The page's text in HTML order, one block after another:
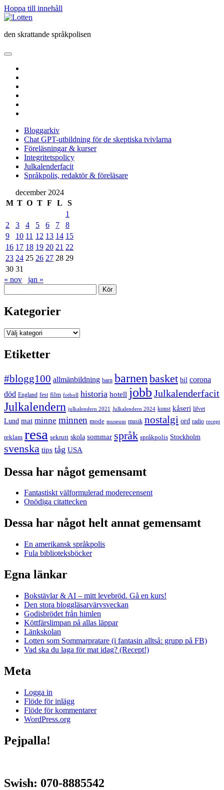
Hoppa till innehåll
Lotten
den skrattande språkpolisen
öppna
meny
Bloggarkiv
Chat GPT-utbildning för de skeptiska tvivlarna
Föreläsningar & kurser
Integritetspolicy
Julkalenderfacit
Språkpolis, redaktör & föreläsare
Sidopanel
december 2024
M T O T F L
S
1
2
3 4 5 6 7
8
9
10 11 12 13 14 15
16 17 18 19 20 21 22
23 24 25 26 27 28 29
30 31
« nov
jan »
Kategorier
Kategorier
Etiketter
#blogg100 allmänbildning barn barnen basket bil corona
död England fest film fotboll historia hotell jobb Julkalenderfacit
Julkalendern julkalendern 2021 Julkalendern 2024 konst kåseri lifvet
Lund mat minne minnen mode museum musik nostalgi ord radio recept
reklam resa sekrutt skola sommar språk språkpolis Stockholm
svenska tips tåg USA
Dessa har något gemensamt
Fantastiskt välformulerad moderecensent
Onödiga citattecken
Dessa har något helt annat gemensamt
En amerikansk språkpolis
Fula biblioteksböcker
Egna länkar
Bokstävlar & AI – mitt levebröd. Gå en kurs!
Den stora bloggläsarvärvsveckan
Godisbrödet från himlen
Köttfärslimpan på allas läppar
Länkskolan
Lotten som Sommarpratare (i fantasin alltså: grupp på FB)
Vad ska du laga för mat idag? (Recept!)
Meta
Logga in
Flöde för inlägg
Flöde för kommentarer
WordPress.org
Pejpalla!
Swish: 070-8885542